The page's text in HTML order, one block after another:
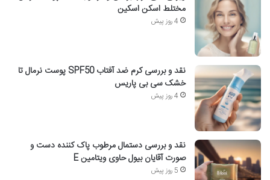
مختلط اسکن اسکین
4 روز پیش
نقد و بررسی کرم ضد آفتاب SPF50 پوست نرمال تا
خشک سی بی پاریس
4 روز پیش
نقد و بررسی دستمال مرطوب پاک کننده دست و
صورت آقایان بیول حاوی ویتامین E
5 روز پیش